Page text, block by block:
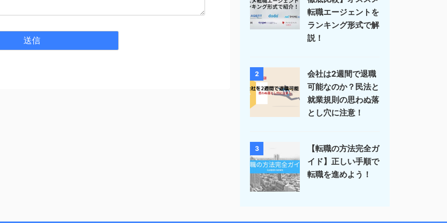
転職エージェントを
ランキング形式で解
説！
2
会社は2週間で退職
可能なのか？民法と
就業規則の思わぬ落
とし穴に注意！
3
【転職の方法完全ガ
イド】正しい手順で
転職を進めよう！